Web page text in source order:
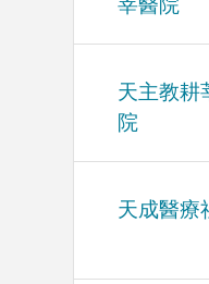
莘醫院
天主教耕
院
天成醫療